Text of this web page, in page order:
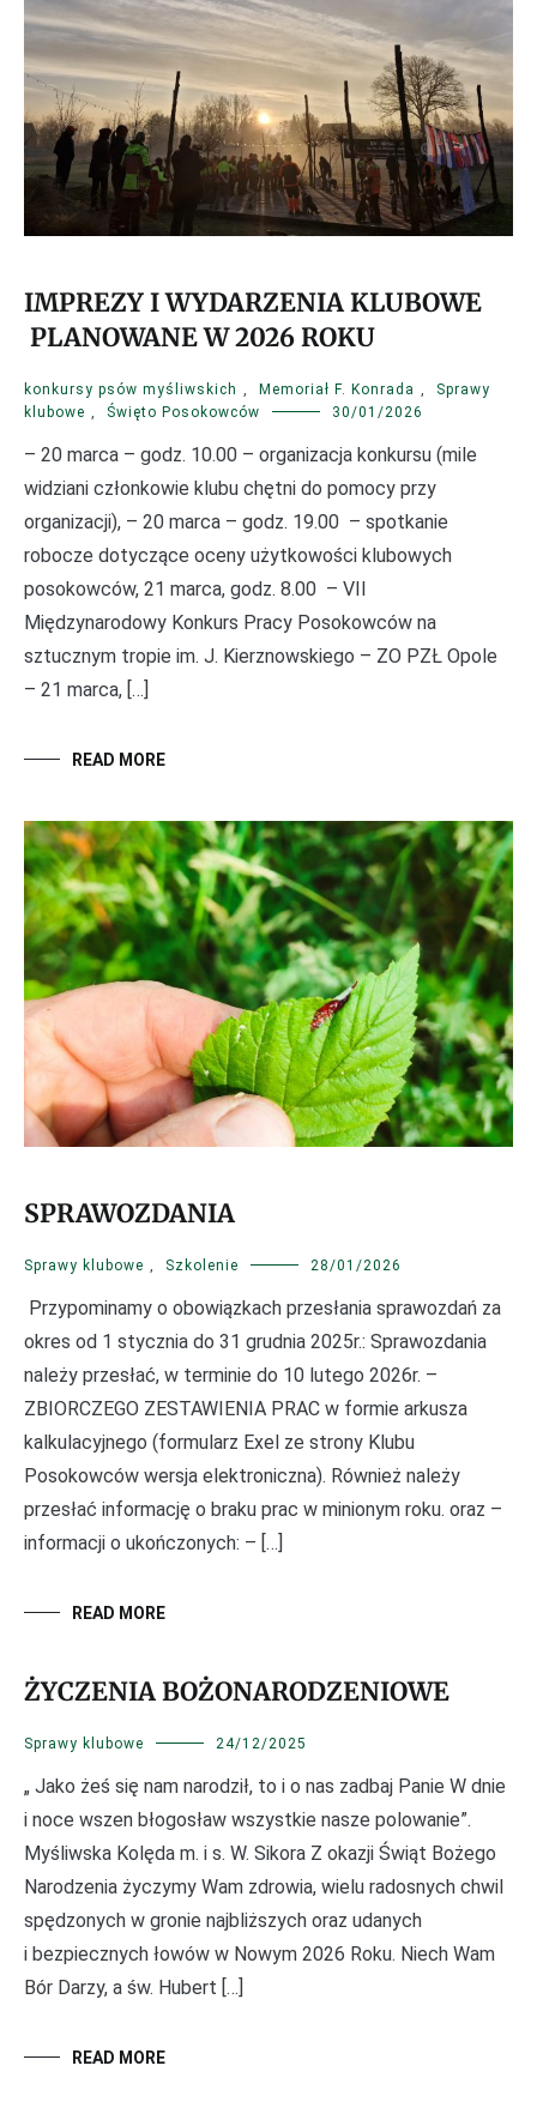
IMPREZY I WYDARZENIA KLUBOWE
PLANOWANE W 2026 ROKU
konkursy psów myśliwskich Memoriał F. Konrada
Sprawy
klubowe
Święto Posokowców 30/01/2026
– 20 marca – godz. 10.00 – organizacja konkursu (mile
widziani członkowie klubu chętni do pomocy przy
organizacji), – 20 marca – godz. 19.00 – spotkanie
robocze dotyczące oceny użytkowości klubowych
posokowców, 21 marca, godz. 8.00 – VII
Międzynarodowy Konkurs Pracy Posokowców na
sztucznym tropie im. J. Kierznowskiego – ZO PZŁ Opole
– 21 marca, […]
READ MORE
SPRAWOZDANIA
Sprawy klubowe Szkolenie 28/01/2026
Przypominamy o obowiązkach przesłania sprawozdań za
okres od 1 stycznia do 31 grudnia 2025r.: Sprawozdania
należy przesłać, w terminie do 10 lutego 2026r. –
ZBIORCZEGO ZESTAWIENIA PRAC w formie arkusza
kalkulacyjnego (formularz Exel ze strony Klubu
Posokowców wersja elektroniczna). Również należy
przesłać informację o braku prac w minionym roku. oraz –
informacji o ukończonych: – […]
READ MORE
ŻYCZENIA BOŻONARODZENIOWE
Sprawy klubowe 24/12/2025
„ Jako żeś się nam narodził, to i o nas zadbaj Panie W dnie
i noce wszen błogosław wszystkie nasze polowanie”.
Myśliwska Kolęda m. i s. W. Sikora Z okazji Świąt Bożego
Narodzenia życzymy Wam zdrowia, wielu radosnych chwil
spędzonych w gronie najbliższych oraz udanych
i bezpiecznych łowów w Nowym 2026 Roku. Niech Wam
Bór Darzy, a św. Hubert […]
READ MORE